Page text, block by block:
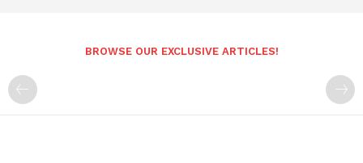
BROWSE OUR EXCLUSIVE ARTICLES!